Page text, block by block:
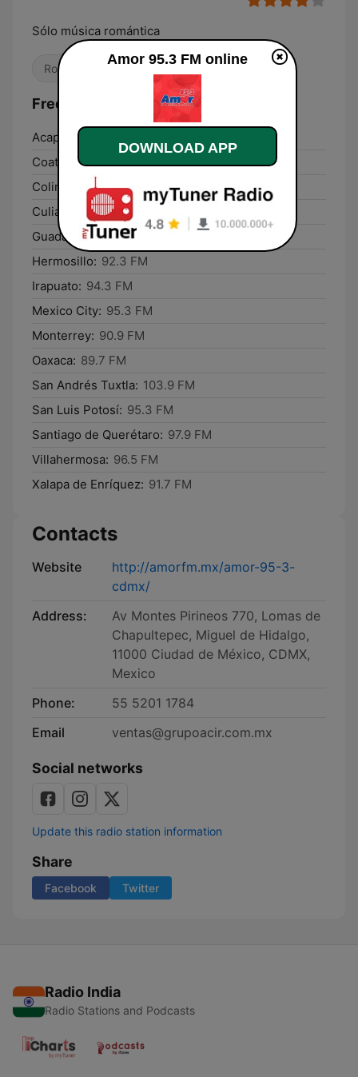
Sólo música romántica
Romantic
Frequencies Amor 95.3 FM:
Acapulco de Juárez:
Coatzacoalcos: 107.5 FM
Colima:
99.7 FM
Culiacán:
96.9 FM
Guadalajara: 93.1 FM
Hermosillo: 92.3 FM
Irapuato: 94.3 FM
Mexico City: 95.3 FM
Monterrey: 90.9 FM
Oaxaca: 89.7 FM
San Andrés Tuxtla: 103.9 FM
San Luis Potosí: 95.3 FM
Santiago de Querétaro: 97.9 FM
Villahermosa: 96.5 FM
Xalapa de Enríquez: 91.7 FM
Contacts
Website
http://amorfm.mx/amor-95-3-
cdmx/
Address:
Av Montes Pirineos 770, Lomas de
Chapultepec, Miguel de Hidalgo,
11000 Ciudad de México, CDMX,
Mexico
Phone:
55 5201 1784
Email
ventas@grupoacir.com.mx
Social networks
Update this radio station information
Share
Facebook Twitter
Radio India
Radio Stations and Podcasts
Amor 95.3 FM online
DOWNLOAD APP